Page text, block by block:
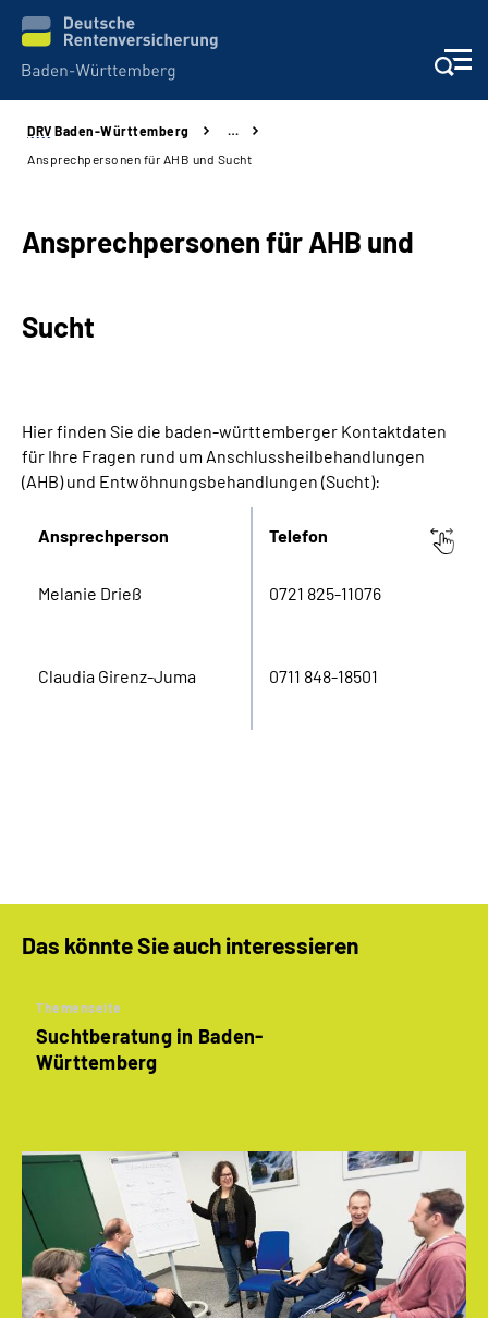
Beratung und Kontakt
Online-Services
Karriere
Über uns
Inhalte in Gebärdensprache (DGS)
DRV Baden-Württemberg
…
Ansprechpersonen für AHB und Sucht
Ansprechpersonen für AHB und
Sucht
Hier finden Sie die baden-württemberger Kontaktdaten
für Ihre Fragen rund um Anschlussheilbehandlungen
(AHB) und Entwöhnungsbehandlungen (Sucht):
Ansprechperson Telefon
Melanie Drieß 0721 825-11076
Claudia Girenz-Juma 0711 848-18501
Das könnte Sie auch interessieren
Themenseite
Suchtberatung in Baden-
Württemberg